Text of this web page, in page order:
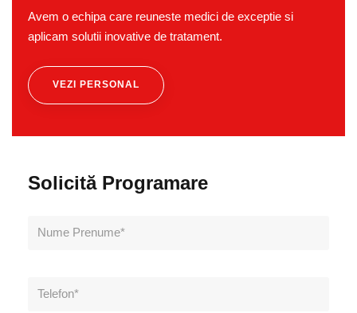
Avem o echipa care reuneste medici de exceptie si
aplicam solutii inovative de tratament.
VEZI PERSONAL
Solicită Programare